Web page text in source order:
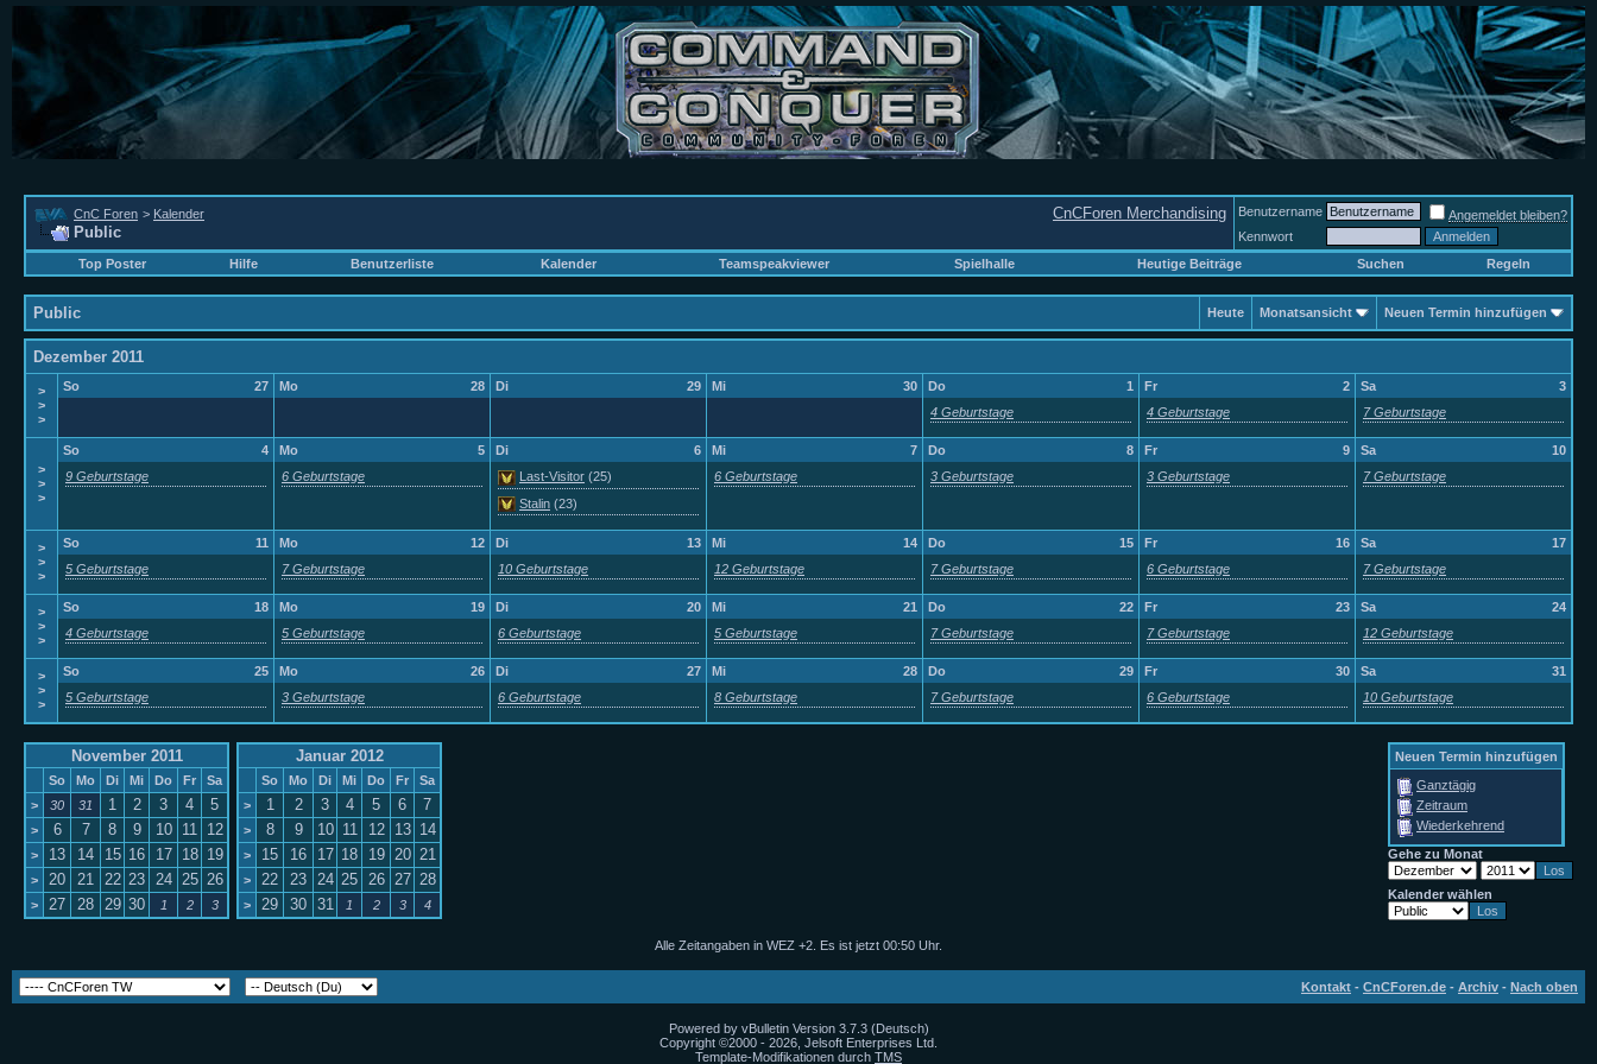
CnCForen Merchandising
CnC Foren > Kalender
Public
Benutzername
Angemeldet bleiben?
Kennwort
Top Poster
Hilfe Benutzerliste Kalender Teamspeakviewer Spielhalle Heutige Beiträge Suchen Regeln
Public Heute Monatsansicht Neuen Termin hinzufügen
Dezember 2011
>
>
>
27
So 28
Mo 29
Di 30
Mi 1
Do
4 Geburtstage
2
Fr
4 Geburtstage
3
Sa
7 Geburtstage
>
>
>
4
So
9 Geburtstage
5
Mo
6 Geburtstage
6
Di
Last-Visitor (25)
Stalin (23)
7
Mi
6 Geburtstage
8
Do
3 Geburtstage
9
Fr
3 Geburtstage
10
Sa
7 Geburtstage
>
>
>
11
So
5 Geburtstage
12
Mo
7 Geburtstage
13
Di
10 Geburtstage
14
Mi
12 Geburtstage
15
Do
7 Geburtstage
16
Fr
6 Geburtstage
17
Sa
7 Geburtstage
>
>
>
18
So
4 Geburtstage
19
Mo
5 Geburtstage
20
Di
6 Geburtstage
21
Mi
5 Geburtstage
22
Do
7 Geburtstage
23
Fr
7 Geburtstage
24
Sa
12 Geburtstage
>
>
>
25
So
5 Geburtstage
26
Mo
3 Geburtstage
27
Di
6 Geburtstage
28
Mi
8 Geburtstage
29
Do
7 Geburtstage
30
Fr
6 Geburtstage
31
Sa
10 Geburtstage
November 2011
So Mo Di Mi Do Fr
Sa
>
30 31 1 2 3 4 5
> 6 7 8 9 10 11 12
> 13 14 15 16 17 18 19
> 20 21 22 23 24 25 26
> 27 28 29 30 1 2 3
Januar 2012
So Mo Di Mi Do Fr
Sa
>
1 2 3 4 5 6 7
> 8 9 10 11 12 13 14
> 15 16 17 18 19 20 21
> 22 23 24 25 26 27 28
> 29 30 31 1 2 3 4
Neuen Termin hinzufügen
Ganztägig
Zeitraum
Wiederkehrend
Gehe zu Monat
Kalender wählen
Alle Zeitangaben in WEZ +2. Es ist jetzt 00:50 Uhr.
Kontakt - CnCForen.de - Archiv - Nach oben
Powered by vBulletin Version 3.7.3 (Deutsch)
Copyright ©2000 - 2026, Jelsoft Enterprises Ltd.
Template-Modifikationen durch TMS